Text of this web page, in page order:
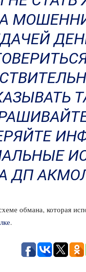
ДП
обмана, которая
.